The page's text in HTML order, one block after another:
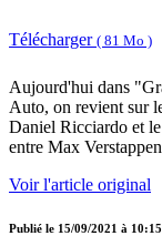
Télécharger ( 81 Mo )
Aujourd'hui dans
Auto, on revient sur
Daniel Ricciardo et
entre Max
Voir l'article original
Publié le 15/09/2021 à 10:15